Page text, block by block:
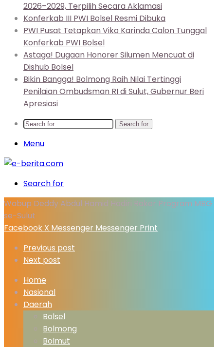
2026–2029, Terpilih Secara Aklamasi
Konferkab III PWI Bolsel Resmi Dibuka
PWI Pusat Tetapkan Viko Karinda Calon Tunggal
Konferkab PWI Bolsel
Astaga! Dugaan Honorer Silumen Mencuat di
Dishub Bolsel
Bikin Bangga! Bolmong Raih Nilai Tertinggi
Penilaian Ombudsman RI di Sulut, Gubernur Beri
Apresiasi
Search for
Menu
Search for
Wabup Deddy Abdul Hamid Hadiri Rakor Program MBG
se-Sulut
Facebook X Messenger Messenger Print
Previous post
Next post
Home
Nasional
Daerah
Bolsel
Bolmong
Bolmut